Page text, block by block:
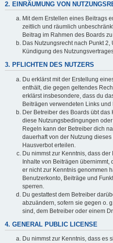
2. EINRÄUMUNG VON
Mit dem Erstellen eines Beitrags
zeitlich und räumlich
Beitrag im Rahmen des Boards
Das Nutzungsrecht nach Punkt
Kündigung des
3. PFLICHTEN DES NUTZERS
Du erklärst mit der Erstellung
enthält, die gegen geltendes
erklärst insbesondere, dass du
Beiträgen verwendeten Links und
Der Betreiber des Boards übt
diese Nutzungsbedingungen
Regeln kann der Betreiber dich
dauerhaft von der Nutzung
Hausverbot erteilen.
Du nimmst zur Kenntnis, dass
Inhalte von Beiträgen übernimmt,
er nicht zur Kenntnis genommen
Benutzerkonto, Beiträge und
sperren.
Du gestattest dem Betreiber
abzuändern, sofern sie gegen o.
sind, dem Betreiber oder einem
4. GENERAL PUBLIC LICENSE
Du nimmst zur Kenntnis, dass es